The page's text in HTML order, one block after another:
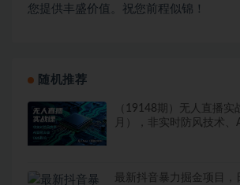
您提供丰盛价值。祝您前程似锦！
随机推荐
（19148期）无人直播实
月），非实时防风技术、
最新抖音暴力掘金项目